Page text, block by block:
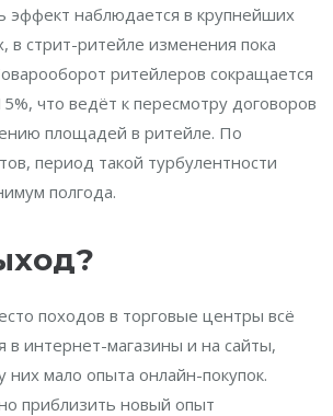
эффект наблюдается в крупнейших
в стрит-ритейле изменения пока
ритейлеров сокращается
что ведёт к пересмотру договоров
площадей в ритейле. По
период такой турбулентности
полгода.
походов в торговые центры всё
интернет-магазины и на сайты,
них мало опыта онлайн-покупок.
приблизить новый опыт